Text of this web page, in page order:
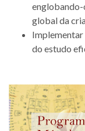
global da
do estudo